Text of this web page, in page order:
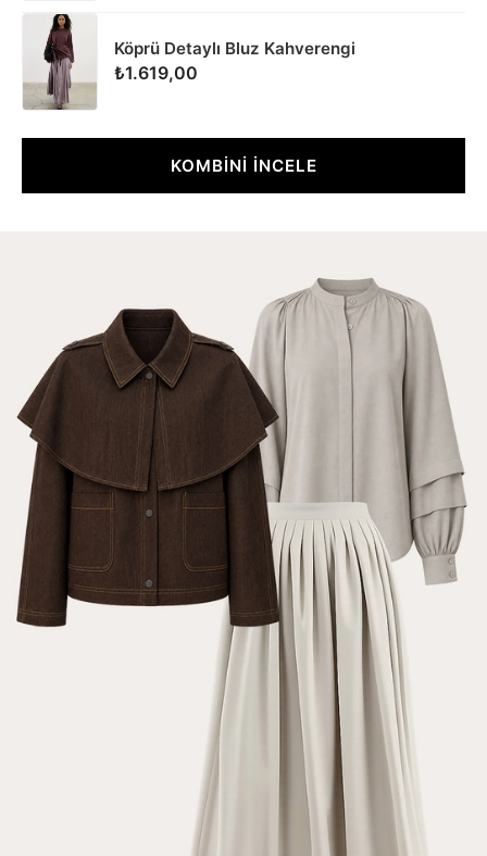
Köprü Detaylı Bluz Kahverengi
₺1.619,00
KOMBİNİ İNCELE